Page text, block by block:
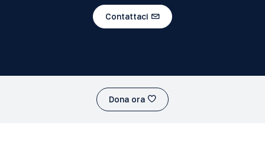
Contattaci
Dona ora